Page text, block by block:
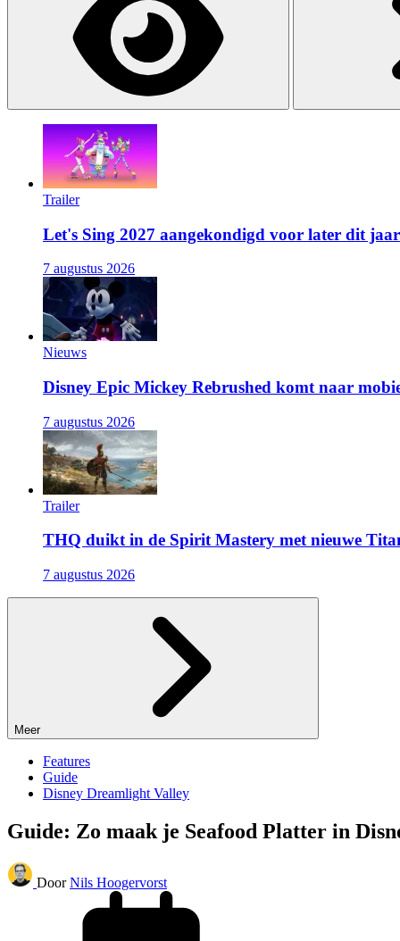
Trailer
Let's Sing 2027 aangekondigd voor later dit jaar
7 augustus 2026
Nieuws
Disney Epic Mickey Rebrushed komt naar
7 augustus 2026
Trailer
THQ duikt in de Spirit Mastery met nieuwe
7 augustus 2026
Meer
Features
Guide
Disney Dreamlight Valley
Guide: Zo maak je Seafood Platter in
Door Nils Hoogervorst